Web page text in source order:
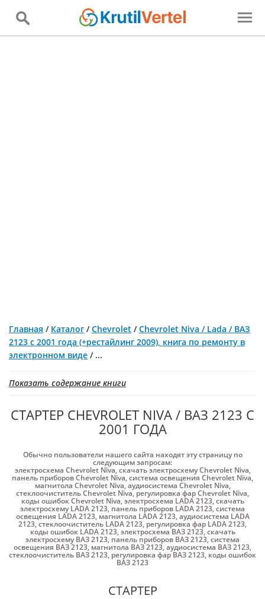
Главная / Каталог /Chevrolet /Chevrolet Niva / Lada / ВАЗ
2123 с 2001 года (+рестайлинг 2009), книга по ремонту в
электронном виде / ...
Показать содержание книги
СТАРТЕР CHEVROLET NIVA / ВАЗ 2123 С
2001 ГОДА
Обычно пользователи нашего сайта находят эту страницу по
следующим запросам:
электросхема Chevrolet Niva,скачать электросхему Chevrolet Niva,
панель приборов Chevrolet Niva,система освещения Chevrolet Niva,
магнитола Chevrolet Niva,аудиосистема Chevrolet Niva,
стеклоочиститель Chevrolet Niva, регулировка фар Chevrolet Niva,
коды ошибок Chevrolet Niva,электросхема LADA 2123,скачать
электросхему LADA 2123, панель приборов LADA 2123,система
освещения LADA 2123, магнитола LADA 2123,аудиосистема LADA
2123,стеклоочиститель LADA 2123, регулировка фар LADA 2123,
коды ошибок LADA 2123,электросхема ВАЗ 2123,скачать
электросхему ВАЗ 2123, панель приборов ВАЗ 2123,система
освещения ВАЗ 2123, магнитола ВАЗ 2123,аудиосистема ВАЗ 2123,
стеклоочиститель ВАЗ 2123, регулировка фар ВАЗ 2123, коды ошибок
ВАЗ 2123
СТАРТЕР